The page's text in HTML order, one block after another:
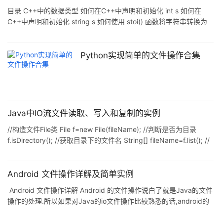
目录 C++中的数据类型 如何在C++中声明和初始化 int s 如何在
C++中声明和初始化 string s 如何使用 stoi() 函数将字符串转换为
一种. 在这篇文章中,你将看到两种最流行的方法来学习如何在C++中
把字符串转换为整数. 让我们开始吧! C++中的数据类型 C++编程语
Python实现简单的文件操作合集
Java中IO流文件读取、写入和复制的实例
//构造文件File类 File f=new File(fileName); //判断是否为目录
f.isDirectory(); //获取目录下的文件名 String[] fileName=f.list(); //
java.io.FileInputStream; import java.io.In
Android 文件操作详解及简单实例
Android 文件操作详解 Android 的文件操作说白了就是Java的文件
操作的处理.所以如果对Java的io文件操作比较熟悉的话,android的